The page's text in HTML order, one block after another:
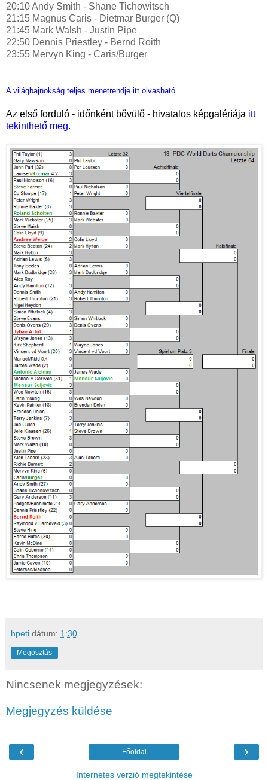
20:10 Andy Smith - Shane Tichowitsch
21:15 Magnus Caris - Dietmar Burger (Q)
21:45 Mark Walsh - Justin Pipe
22:50 Dennis Priestley - Bernd Roith
23:55 Mervyn King - Caris/Burger
A világbajnokság teljes menetrendje itt olvasható
Az első forduló - időnként bővülő - hivatalos képgalériája itt
tekinthető meg.
hpeti dátum: 1:30
Megosztás
Nincsenek megjegyzések:
Megjegyzés küldése
‹ ›
Főoldal
Internetes verzió megtekintése